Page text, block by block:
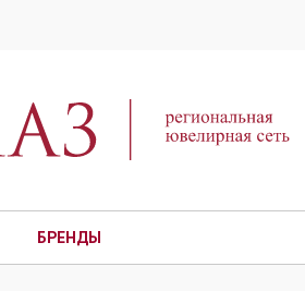
БРЕНДЫ